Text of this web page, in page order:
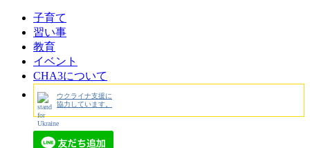
子育て
習い事
教育
イベント
CHA3について
ウクライナ支援に
協力しています。